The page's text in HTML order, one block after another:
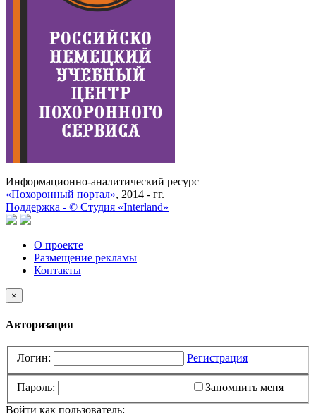
Информационно-аналитический ресурс
«Похоронный портал», 2014 - гг.
Поддержка - © Cтудия «Interland»
О проекте
Размещение рекламы
Контакты
×
Авторизация
Логин: Регистрация
Пароль:
Запомнить меня
Войти как пользователь: